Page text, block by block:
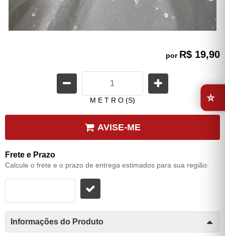
por R$ 19,90
M E T R O (S)
AVISE-ME
Frete e Prazo
Calcule o frete e o prazo de entrega estimados para sua região:
Informações do Produto
⭐